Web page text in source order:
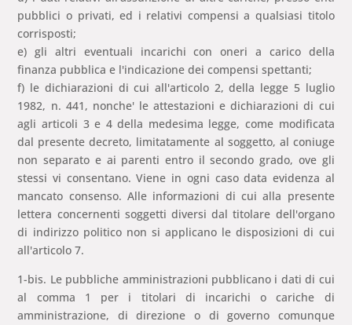
pubblici o privati, ed i relativi compensi a qualsiasi titolo
corrisposti;
e) gli altri eventuali incarichi con oneri a carico della
finanza pubblica e l'indicazione dei compensi spettanti;
f) le dichiarazioni di cui all'articolo 2, della legge 5 luglio
1982, n. 441, nonche' le attestazioni e dichiarazioni di cui
agli articoli 3 e 4 della medesima legge, come modificata
dal presente decreto, limitatamente al soggetto, al coniuge
non separato e ai parenti entro il secondo grado, ove gli
stessi vi consentano. Viene in ogni caso data evidenza al
mancato consenso. Alle informazioni di cui alla presente
lettera concernenti soggetti diversi dal titolare dell'organo
di indirizzo politico non si applicano le disposizioni di cui
all'articolo 7.
1-bis. Le pubbliche amministrazioni pubblicano i dati di cui
al comma 1 per i titolari di incarichi o cariche di
amministrazione, di direzione o di governo comunque